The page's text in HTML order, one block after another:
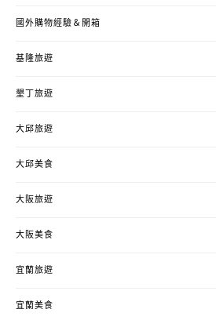
國外購物經驗＆開箱
基隆旅遊
墾丁旅遊
大邱旅遊
大邱美食
大阪旅遊
大阪美食
宜蘭旅遊
宜蘭美食